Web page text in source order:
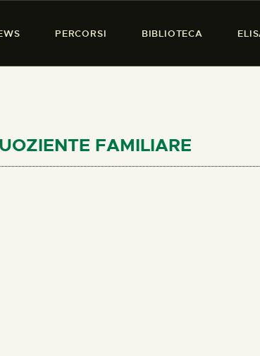
PERCORSI BIBLIOTECA
PRESENZA DONNA
FAMILIARE